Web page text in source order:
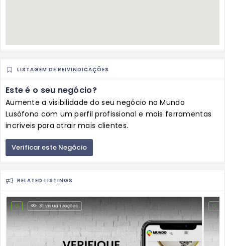
LISTAGEM DE REIVINDICAÇÕES
Este é o seu negócio?
Aumente a visibilidade do seu negócio no Mundo
Lusófono com um perfil profissional e mais ferramentas
incríveis para atrair mais clientes.
Verificar este Negócio
RELATED LISTINGS
31 visualizações